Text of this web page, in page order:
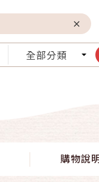
全部分類
購物說